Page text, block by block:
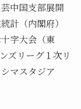
中国支部展開
（内閣府）
字大会（東
ズリーグ１次リ
マスタジア